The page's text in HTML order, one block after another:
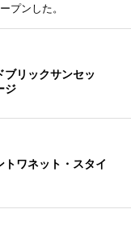
プンした。
ブリックサンセッ
ジ
ワネット・スタイ